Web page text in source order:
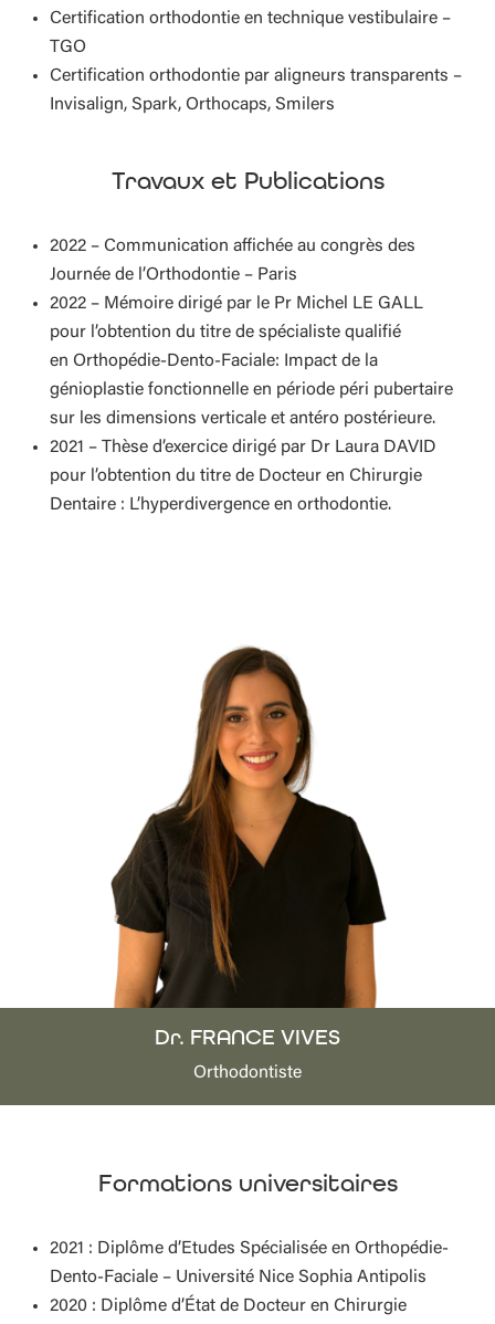
Certification orthodontie en technique vestibulaire –
TGO
Certification orthodontie par aligneurs transparents –
Invisalign, Spark, Orthocaps, Smilers
Travaux et Publications
2022 – Communication affichée au congrès des
Journée de l’Orthodontie – Paris
2022 – Mémoire dirigé par le Pr Michel LE GALL
pour l’obtention du titre de spécialiste qualifié
en Orthopédie- Dento- Faciale: Impact de la
génioplastie fonctionnelle en période péri pubertaire
sur les dimensions verticale et antéro postérieure.
2021 – Thèse d’exercice dirigé par Dr Laura DAVID
pour l’obtention du titre de Docteur en Chirurgie
Dentaire : L’hyperdivergence en orthodontie.
Dr. FRANCE VIVES
Orthodontiste
Formations universitaires
2021 : Diplôme d’Etudes Spécialisée en Orthopédie-
Dento-Faciale – Université Nice Sophia Antipolis
2020 : Diplôme d’État de Docteur en Chirurgie